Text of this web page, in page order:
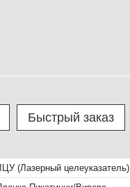
Быстрый заказ
(Лазерный целеуказатель)